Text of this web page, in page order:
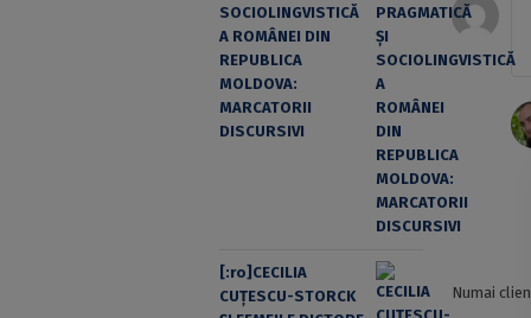
Numai
SOCIOLINGVISTICĂ
A ROMÂNEI DIN
REPUBLICA
MOLDOVA:
MARCATORII
DISCURSIVI
[:ro]CECILIA
CUŢESCU-STORCK